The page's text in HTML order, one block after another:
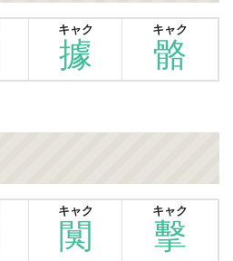
據
キャク
骼
キャク
闃
キャク
擊
キャク